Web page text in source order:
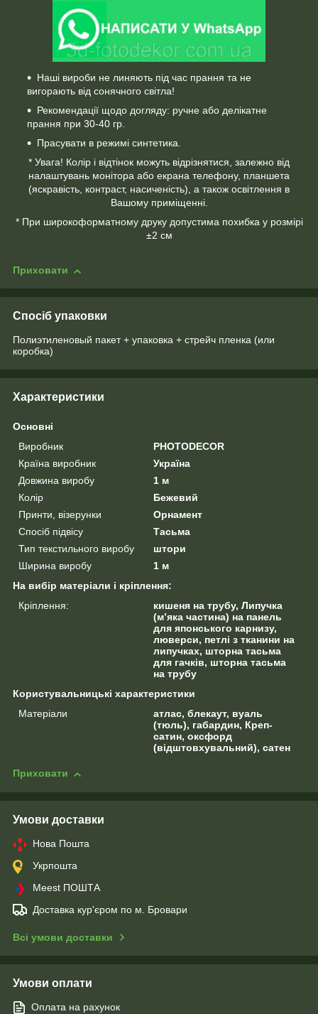
Наші вироби не линяють під час прання та не
вигорають від сонячного світла!
Рекомендації щодо догляду: ручне або делікатне
прання при 30-40 гр.
Прасувати в режимі синтетика.
* Увага! Колір і відтінок можуть відрізнятися, залежно від
налаштувань монітора або екрана телефону, планшета
(яскравість, контраст, насиченість), а також освітлення в
Вашому приміщенні.
* При широкоформатному друку допустима похибка у розмірі
±2 см
Приховати
Спосіб упаковки
Полиэтиленовый пакет + упаковка + стрейч пленка (или
коробка)
Характеристики
Основні
Виробник
PHOTODECOR
Країна виробник
Україна
Довжина виробу
1 м
Колір
Бежевий
Принти, візерунки
Орнамент
Спосіб підвісу
Тасьма
Тип текстильного виробу
штори
Ширина виробу
1 м
На вибір матеріали і кріплення:
Кріплення:
кишеня на трубу, Липучка
(м’яка частина) на панель
для японського карнизу,
люверси, петлі з тканини на
липучках, шторна тасьма
для гачків, шторна тасьма
на трубу
Користувальницькі характеристики
Матеріали
атлас, блекаут, вуаль
(тюль), габардин, Креп-
сатин, оксфорд
(відштовхувальний), сатен
Приховати
Умови доставки
Нова Пошта
Укрпошта
Meest ПОШТА
Доставка кур'єром по м. Бровари
Всі умови доставки
Умови оплати
Оплата на рахунок